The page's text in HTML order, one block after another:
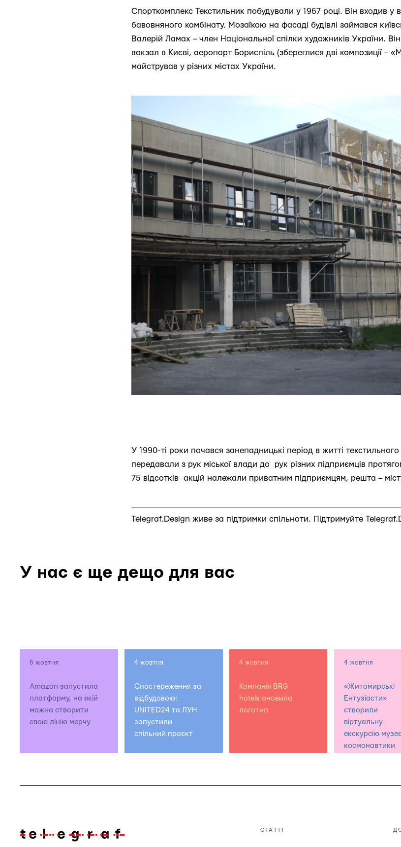
Спорткомплекс Текстильник побудували у 1967 році. Він входив у
бавовняного комбінату. Мозаїкою на фасаді будівлі займався
Валерій Ламах – член Національної спілки художників України.
вокзал в Києві, аеропорт Бориспіль (збереглися дві композиції –
майстрував у різних містах України.
У 1990-ті роки почався занепадницькі період в житті
передавали з рук міської влади до рук різних підприємців
75 відсотків акцій належали приватним підприємцям, решта –
Telegraf.Design живе за підтримки спільноти. Підтримуйте
У нас є ще дещо для вас
6 жовтня
Amazon запустила
платформу, на якій
можна створити
свою лінію мерчу
4 жовтня
Спостереження за
відбудовою:
UNITED24 та ЛУН
запустили
спільний проєкт
4 жовтня
Компанія BRG
hotels оновила
логотип
4 жовтня
«Житомирські
Ентузіасти»
створили
віртуальну
екскурсію
космонавтики
СТАТТІ